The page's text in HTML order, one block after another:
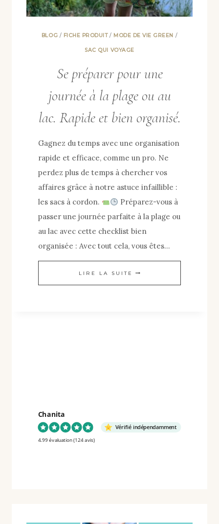
BLOG / FICHE PRODUIT/ MODE DE VIE GREEN /
SAC QUI VOYAGE
Se préparer pour une
journée à la plage ou au
lac. Rapide et bien organisé.
Gagnez du temps avec une organisation
rapide et efficace, comme un pro. Ne
perdez plus de temps à chercher vos
affaires grâce à notre astuce infaillible :
les sacs à cordon.
Préparez-vous à
passer une journée parfaite à la plage ou
au lac avec cette checklist bien
organisée : Avec tout cela, vous êtes…
LIRE LA SUITE SE
PRÉPARER
RAPIDE
Chanita
Vérifié indépendamment
4.99 évaluation(124 avis)